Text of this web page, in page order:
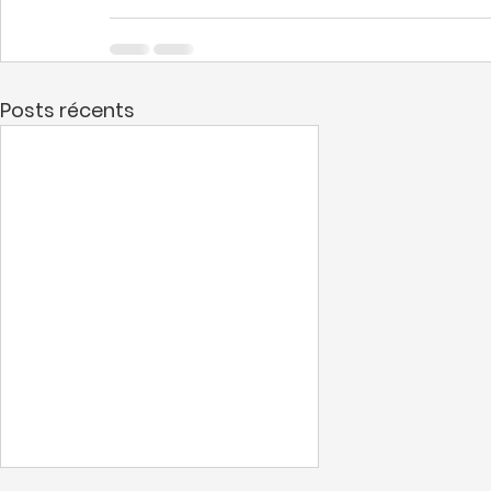
Posts récents